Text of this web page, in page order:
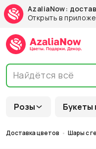
AzaliaNow:
Открыть в
Розы Букеты
Доставка цветов Шары с